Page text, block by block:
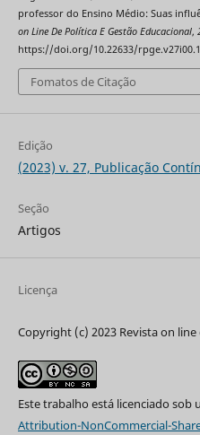
professor do Ensino Médio: Suas
on Line De Política E Gestão Educacional,
https://doi.org/10.22633/
Fomatos de Citação
Edição
(2023) v. 27, Publicação
Seção
Artigos
Licença
Copyright (c) 2023 Revista on
Este trabalho está licenciado sob
Attribution-NonCommercial-